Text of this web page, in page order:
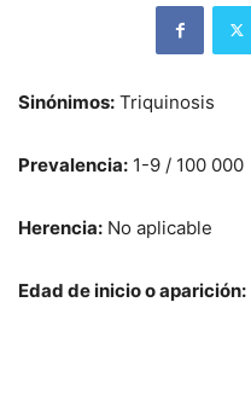
Sinónimos: Triquinosis
Prevalencia: 1-9 / 100 000
Herencia: No aplicable
Edad de inicio o aparición: